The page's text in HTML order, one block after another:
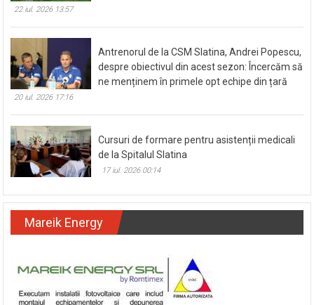
22 iul. 2026 13:57
Antrenorul de la CSM Slatina, Andrei Popescu,
despre obiectivul din acest sezon: Încercăm să
ne menținem în primele opt echipe din țară
20 iul. 2026 17:16
Cursuri de formare pentru asistenții medicali
de la Spitalul Slatina
17 iul. 2026 00:14
Mareik Energy